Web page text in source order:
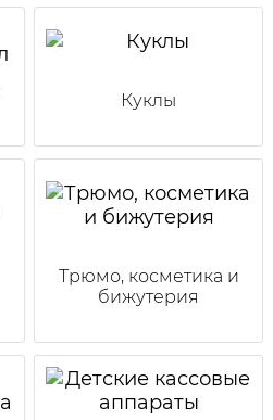
Куклы
Трюмо, косметика и
бижутерия